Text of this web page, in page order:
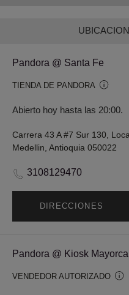
Pandora @ Santa Fe
TIENDA DE PANDORA
Abierto hoy hasta las 20:00.
Carrera 43 A #7 Sur 130,
Medellin, Antioquia 050022
3108129470
DIRECCIONES
Pandora @ Kiosk
VENDEDOR AUTORIZADO